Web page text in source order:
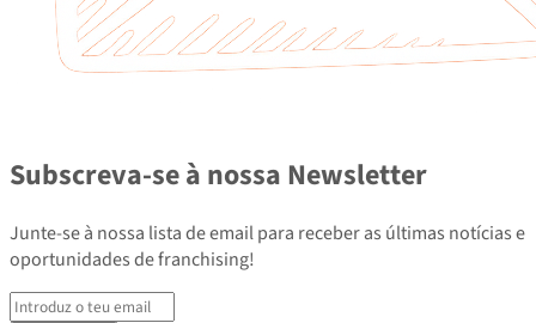
Subscreva-se à nossa Newsletter
Junte-se à nossa lista de email para receber as últimas notícias e
oportunidades de franchising!